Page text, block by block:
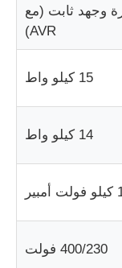
وجهد ثابت (مع
AVR)
15 كيلو واط
14 كيلو واط
400/230 فولت